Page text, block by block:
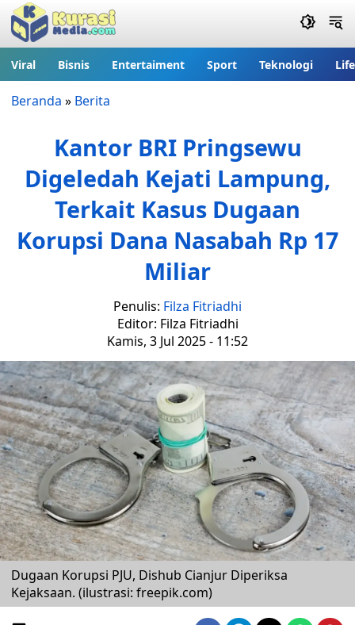
Viral Bisnis Entertaiment Sport Teknologi
Beranda » Berita
Kantor BRI Pringsewu
Digeledah Kejati Lampung,
Terkait Kasus Dugaan
Korupsi Dana Nasabah Rp 17
Miliar
Penulis: Filza Fitriadhi
Editor: Filza Fitriadhi
Kamis, 3 Jul 2025 - 11:52
Dugaan Korupsi PJU, Dishub Cianjur Diperiksa
Kejaksaan. (ilustrasi: freepik.com)